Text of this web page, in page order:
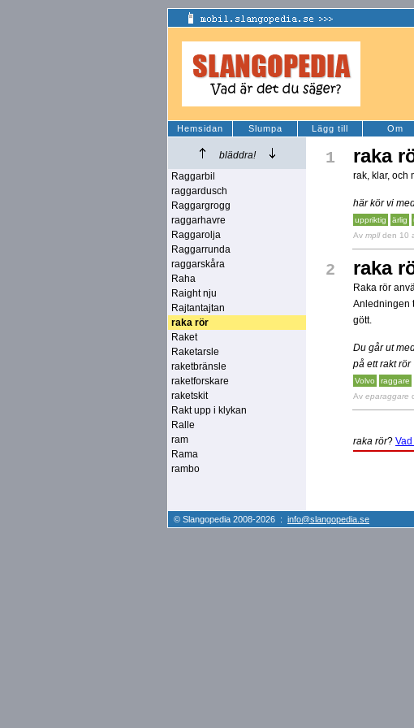
Hemsidan Slumpa Lägg till Om
bläddra!
Raggarbil
raggardusch
Raggargrogg
raggarhavre
Raggarolja
Raggarrunda
raggarskåra
Raha
Raight nju
Rajtantajtan
raka rör
Raket
Raketarsle
raketbränsle
raketforskare
raketskit
Rakt upp i klykan
Ralle
ram
Rama
rambo
1 raka
rak, klar, och
här kör vi
uppriktig ärlig
Av mpll den 10
2 raka
Raka rör
Anledningen
gött.
Du går ut
på ett rakt
Volvo raggare
Av eparaggare
raka rör?
© Slangopedia 2008-2026 : info@slangopedia.se